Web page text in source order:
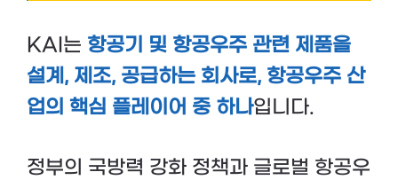
KAI는 항공기 및 항공우주 관련 제품을
설계, 제조, 공급하는 회사로, 항공우주 산
업의 핵심 플레이어 중 하나입니다.
정부의 국방력 강화 정책과 글로벌 항공우